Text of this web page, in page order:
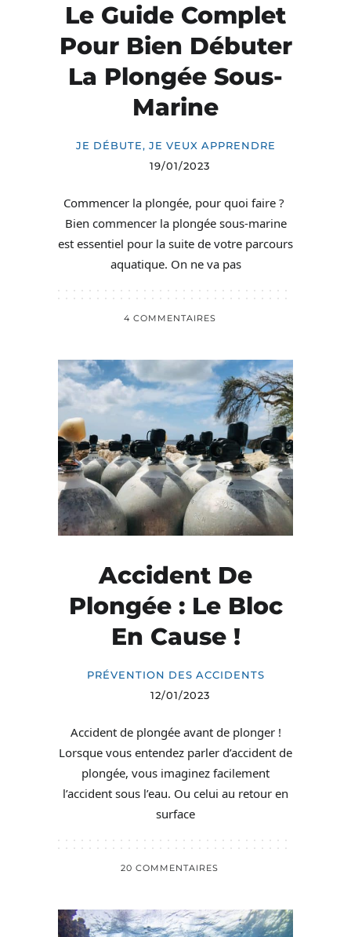
Le Guide Complet
Pour Bien Débuter
La Plongée Sous-
Marine
JE DÉBUTE, JE VEUX APPRENDRE
19/01/2023
Commencer la plongée, pour quoi faire ?
Bien commencer la plongée sous-marine
est essentiel pour la suite de votre parcours
aquatique. On ne va pas
4 COMMENTAIRES
Accident De
Plongée : Le Bloc
En Cause !
PRÉVENTION DES ACCIDENTS
12/01/2023
Accident de plongée avant de plonger !
Lorsque vous entendez parler d’accident de
plongée, vous imaginez facilement
l’accident sous l’eau. Ou celui au retour en
surface
20 COMMENTAIRES